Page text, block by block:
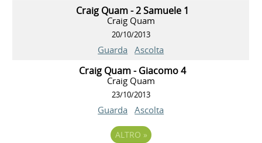
Craig Quam - 2 Samuele 1
Craig Quam
20/10/2013
Guarda Ascolta
Craig Quam - Giacomo 4
Craig Quam
23/10/2013
Guarda Ascolta
ALTRO »